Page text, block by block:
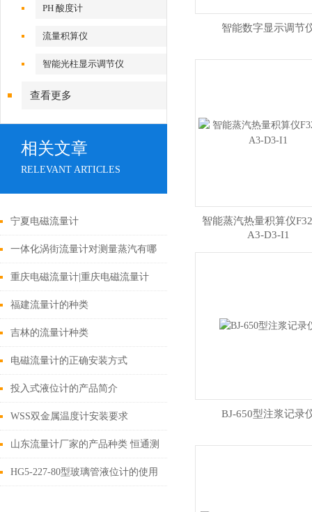
PH 酸度计
流量积算仪
智能光柱显示调节仪
查看更多
相关文章
RELEVANT ARTICLES
宁夏电磁流量计
一体化涡街流量计对测量蒸汽有哪
些优点？
重庆电磁流量计|重庆电磁流量计
福建流量计的种类
吉林的流量计种类
电磁流量计的正确安装方式
投入式液位计的产品简介
WSS双金属温度计安装要求
山东流量计厂家的产品种类 恒通测
控
HG5-227-80型玻璃管液位计的使用
智能数字显示调节
智能蒸汽热量积算仪
A3-D3-I1
BJ-650型注浆记录